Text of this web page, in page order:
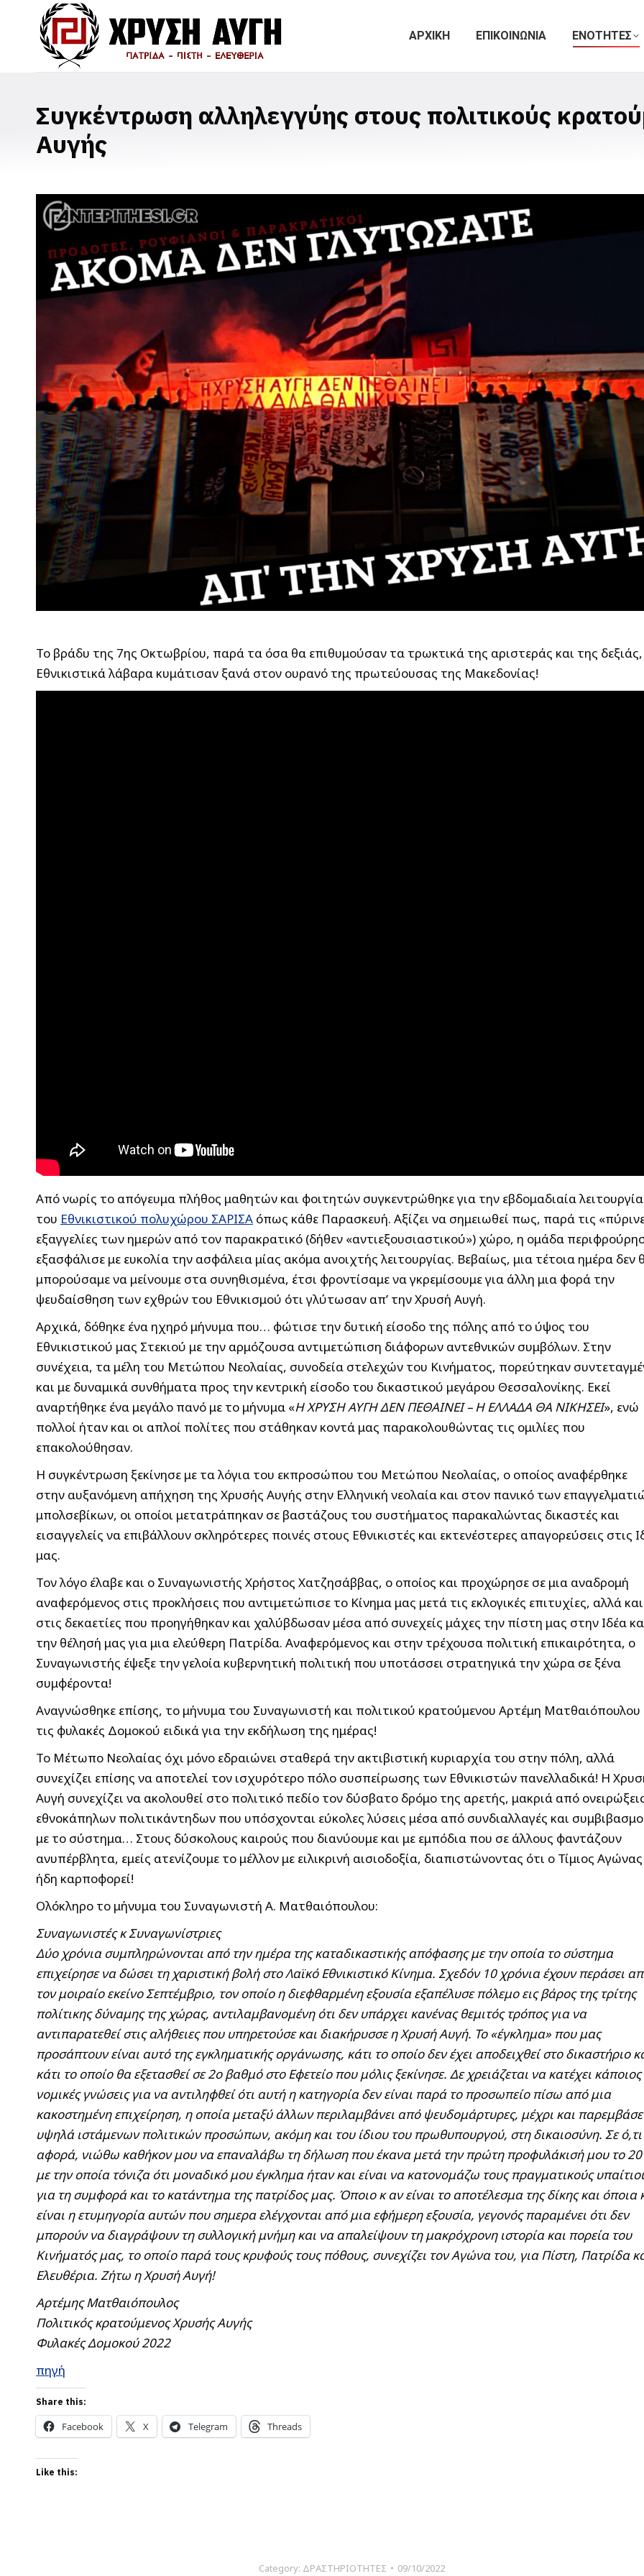
ΑΡΧΙΚΗ ΕΠΙΚΟΙΝΩΝΙΑ ΕΝΟΤΗΤΕΣ
Συγκέντρωση αλληλεγγύης στους πολιτικούς
Αυγής
Το βράδυ της 7ης Οκτωβρίου, παρά τα όσα θα επιθυμούσαν τα τρωκτικά της αριστεράς και της
Εθνικιστικά λάβαρα κυμάτισαν ξανά στον ουρανό της πρωτεύουσας της Μακεδονίας!
Από νωρίς το απόγευμα πλήθος μαθητών και φοιτητών συγκεντρώθηκε για την εβδομαδιαία λειτουργία
του Εθνικιστικού πολυχώρου ΣΑΡΙΣΑ όπως κάθε Παρασκευή. Αξίζει να σημειωθεί πως, παρά τις
εξαγγελίες των ημερών από τον παρακρατικό (δήθεν «αντιεξουσιαστικού») χώρο, η ομάδα
εξασφάλισε με ευκολία την ασφάλεια μίας ακόμα ανοιχτής λειτουργίας. Βεβαίως, μια τέτοια ημέρα δεν
μπορούσαμε να μείνουμε στα συνηθισμένα, έτσι φροντίσαμε να γκρεμίσουμε για άλλη μια φορά την
ψευδαίσθηση των εχθρών του Εθνικισμού ότι γλύτωσαν απ’ την Χρυσή Αυγή.
Αρχικά, δόθηκε ένα ηχηρό μήνυμα που… φώτισε την δυτική είσοδο της πόλης από το ύψος του
Εθνικιστικού μας Στεκιού με την αρμόζουσα αντιμετώπιση διάφορων αντεθνικών συμβόλων. Στην
συνέχεια, τα μέλη του Μετώπου Νεολαίας, συνοδεία στελεχών του Κινήματος, πορεύτηκαν
και με δυναμικά συνθήματα προς την κεντρική είσοδο του δικαστικού μεγάρου Θεσσαλονίκης. Εκεί
αναρτήθηκε ένα μεγάλο πανό με το μήνυμα «Η ΧΡΥΣΗ ΑΥΓΗ ΔΕΝ ΠΕΘΑΙΝΕΙ – Η ΕΛΛΑΔΑ ΘΑ ΝΙΚΗΣΕΙ», ενώ
πολλοί ήταν και οι απλοί πολίτες που στάθηκαν κοντά μας παρακολουθώντας τις ομιλίες που
επακολούθησαν.
Η συγκέντρωση ξεκίνησε με τα λόγια του εκπροσώπου του Μετώπου Νεολαίας, ο οποίος αναφέρθηκε
στην αυξανόμενη απήχηση της Χρυσής Αυγής στην Ελληνική νεολαία και στον πανικό των
μπολσεβίκων, οι οποίοι μετατράπηκαν σε βαστάζους του συστήματος παρακαλώντας δικαστές και
εισαγγελείς να επιβάλλουν σκληρότερες ποινές στους Εθνικιστές και εκτενέστερες απαγορεύσεις στις
μας.
Τον λόγο έλαβε και ο Συναγωνιστής Χρήστος Χατζησάββας, ο οποίος και προχώρησε σε μια αναδρομή
αναφερόμενος στις προκλήσεις που αντιμετώπισε το Κίνημα μας μετά τις εκλογικές επιτυχίες, αλλά και
στις δεκαετίες που προηγήθηκαν και χαλύβδωσαν μέσα από συνεχείς μάχες την πίστη μας στην Ιδέα
την θέλησή μας για μια ελεύθερη Πατρίδα. Αναφερόμενος και στην τρέχουσα πολιτική επικαιρότητα, ο
Συναγωνιστής έψεξε την γελοία κυβερνητική πολιτική που υποτάσσει στρατηγικά την χώρα σε ξένα
συμφέροντα!
Αναγνώσθηκε επίσης, το μήνυμα του Συναγωνιστή και πολιτικού κρατούμενου Αρτέμη
τις φυλακές Δομοκού ειδικά για την εκδήλωση της ημέρας!
Το Μέτωπο Νεολαίας όχι μόνο εδραιώνει σταθερά την ακτιβιστική κυριαρχία του στην πόλη, αλλά
συνεχίζει επίσης να αποτελεί τον ισχυρότερο πόλο συσπείρωσης των Εθνικιστών πανελλαδικά! Η
Αυγή συνεχίζει να ακολουθεί στο πολιτικό πεδίο τον δύσβατο δρόμο της αρετής, μακριά από
εθνοκάπηλων πολιτικάντηδων που υπόσχονται εύκολες λύσεις μέσα από συνδιαλλαγές και
με το σύστημα… Στους δύσκολους καιρούς που διανύουμε και με εμπόδια που σε άλλους φαντάζουν
ανυπέρβλητα, εμείς ατενίζουμε το μέλλον με ειλικρινή αισιοδοξία, διαπιστώνοντας ότι ο Τίμιος
ήδη καρποφορεί!
Ολόκληρο το μήνυμα του Συναγωνιστή Α. Ματθαιόπουλου:
Συναγωνιστές κ Συναγωνίστριες
Δύο χρόνια συμπληρώνονται από την ημέρα της καταδικαστικής απόφασης με την οποία το σύστημα
επιχείρησε να δώσει τη χαριστική βολή στο Λαϊκό Εθνικιστικό Κίνημα. Σχεδόν 10 χρόνια έχουν περάσει
τον μοιραίο εκείνο Σεπτέμβριο, τον οποίο η διεφθαρμένη εξουσία εξαπέλυσε πόλεμο εις βάρος της τρίτης
πολίτικης δύναμης της χώρας, αντιλαμβανομένη ότι δεν υπάρχει κανένας θεμιτός τρόπος για να
αντιπαρατεθεί στις αλήθειες που υπηρετούσε και διακήρυσσε η Χρυσή Αυγή. Το «έγκλημα» που μας
προσάπτουν είναι αυτό της εγκληματικής οργάνωσης, κάτι το οποίο δεν έχει αποδειχθεί στο δικαστήριο
κάτι το οποίο θα εξετασθεί σε 2ο βαθμό στο Εφετείο που μόλις ξεκίνησε. Δε χρειάζεται να κατέχει κάποιος
νομικές γνώσεις για να αντιληφθεί ότι αυτή η κατηγορία δεν είναι παρά το προσωπείο πίσω από μια
κακοστημένη επιχείρηση, η οποία μεταξύ άλλων περιλαμβάνει από ψευδομάρτυρες, μέχρι και
υψηλά ιστάμενων πολιτικών προσώπων, ακόμη και του ίδιου του πρωθυπουργού, στη δικαιοσύνη. Σε
αφορά, νιώθω καθήκον μου να επαναλάβω τη δήλωση που έκανα μετά την πρώτη προφυλάκισή μου το
με την οποία τόνιζα ότι μοναδικό μου έγκλημα ήταν και είναι να κατονομάζω τους πραγματικούς
για τη συμφορά και το κατάντημα της πατρίδος μας. Όποιο κ αν είναι το αποτέλεσμα της δίκης και όποια
είναι η ετυμηγορία αυτών που σημερα ελέγχονται από μια εφήμερη εξουσία, γεγονός παραμένει ότι δεν
μπορούν να διαγράψουν τη συλλογική μνήμη και να απαλείψουν τη μακρόχρονη ιστορία και πορεία του
Κινήματός μας, το οποίο παρά τους κρυφούς τους πόθους, συνεχίζει τον Αγώνα του, για Πίστη, Πατρίδα
Ελευθέρια. Ζήτω η Χρυσή Αυγή!
Αρτέμης Ματθαιόπουλος
Πολιτικός κρατούμενος Χρυσής Αυγής
Φυλακές Δομοκού 2022
πηγή
Share this:
Facebook X Telegram Threads
Like this:
Category: ΔΡΑΣΤΗΡΙΟΤΗΤΕΣ 09/10/2022